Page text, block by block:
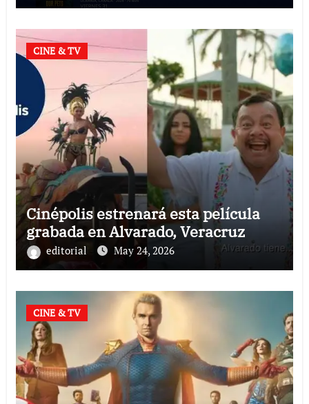
CINE & TV
Cinépolis estrenará esta película
grabada en Alvarado, Veracruz
editorial May 24, 2026
CINE & TV